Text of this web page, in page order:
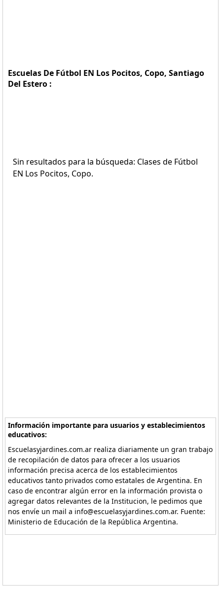
Escuelas De Fútbol EN Los Pocitos, Copo, Santiago
Del Estero :
Sin resultados para la búsqueda: Clases de Fútbol
EN Los Pocitos, Copo.
Información importante para usuarios y establecimientos
educativos:
Escuelasyjardines.com.ar realiza diariamente un gran trabajo
de recopilación de datos para ofrecer a los usuarios
información precisa acerca de los establecimientos
educativos tanto privados como estatales de Argentina. En
caso de encontrar algún error en la información provista o
agregar datos relevantes de la Institucion, le pedimos que
nos envíe un mail a info@escuelasyjardines.com.ar. Fuente:
Ministerio de Educación de la República Argentina.